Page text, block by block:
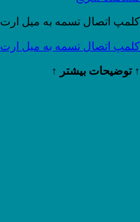
کلمپ اتصال تسمه به میل ارت GRC4
کلمپ اتصال تسمه به میل ارت GRC4
↑ توضیحات بیشتر ↑